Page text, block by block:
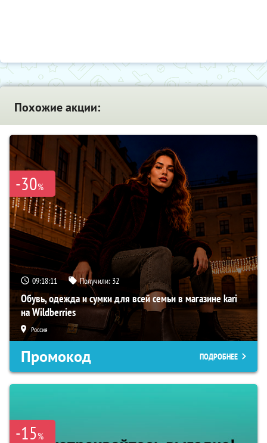
Похожие акции:
-30%
09:18:10 Получили: 32
Обувь, одежда и сумки для всей семьи в магазине kari
на Wildberries
Россия
Промокод ПОДРОБНЕЕ
-15%